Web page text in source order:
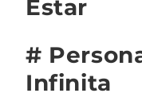
Estar
#
Infinita